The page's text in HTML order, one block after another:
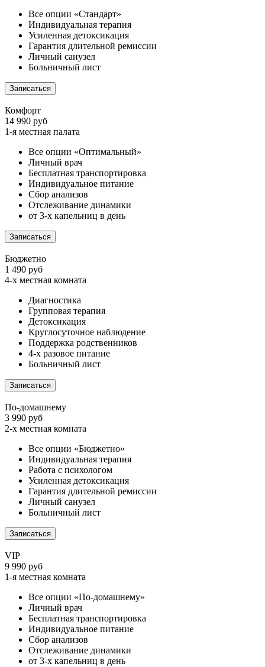
Все опции «Стандарт»
Индивидуальная терапия
Усиленная детоксикация
Гарантия длительной ремиссии
Личный санузел
Больничный лист
Записаться
Комфорт
14 990 руб
1-я местная палата
Все опции «Оптимальный»
Личный врач
Бесплатная транспортировка
Индивидуальное питание
Сбор анализов
Отслеживание динамики
от 3-х капельниц в день
Записаться
Бюджетно
1 490 руб
4-х местная комната
Диагностика
Групповая терапия
Детоксикация
Круглосуточное наблюдение
Поддержка родственников
4-х разовое питание
Больничный лист
Записаться
По-домашнему
3 990 руб
2-х местная комната
Все опции «Бюджетно»
Индивидуальная терапия
Работа с психологом
Усиленная детоксикация
Гарантия длительной ремиссии
Личный санузел
Больничный лист
Записаться
VIP
9 990 руб
1-я местная комната
Все опции «По-домашнему»
Личный врач
Бесплатная транспортировка
Индивидуальное питание
Сбор анализов
Отслеживание динамики
от 3-х капельниц в день